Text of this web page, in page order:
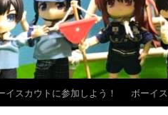
イスカウトに参加しよう！ ボーイ